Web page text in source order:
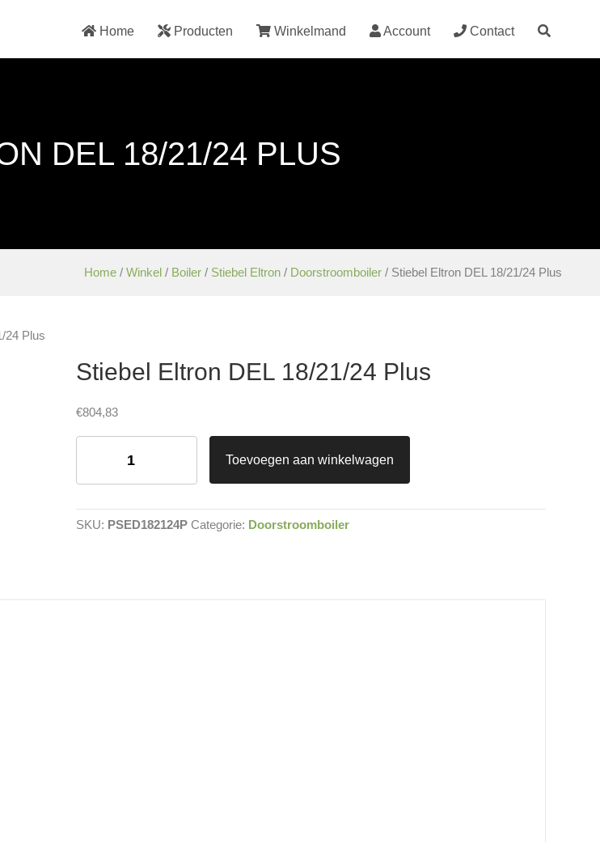
Home Producten Winkelmand Account Contact
DEL 18/21/24 PLUS
Home / Winkel / Boiler / Stiebel Eltron / Doorstroomboiler / Stiebel Eltron DEL 18/21/24 Plus
24 Plus
Stiebel Eltron DEL 18/21/24 Plus
€804,83
Stiebel
18/21/24
Toevoegen aan winkelwagen
SKU: PSED182124P Categorie: Doorstroomboiler